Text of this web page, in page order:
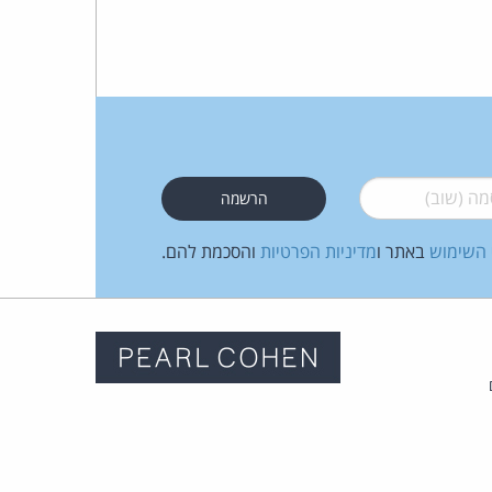
(שוב)*
השימוש באתר ומדיניות הפרטיות והסכמת להם.